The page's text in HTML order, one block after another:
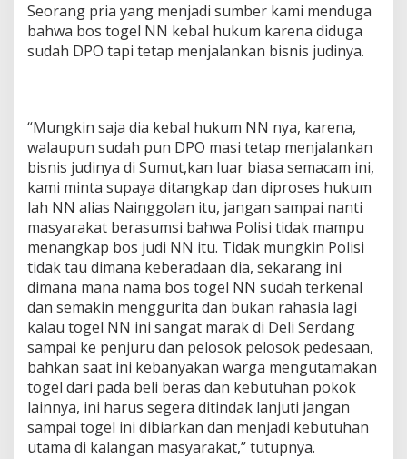
Seorang pria yang menjadi sumber kami menduga
bahwa bos togel NN kebal hukum karena diduga
sudah DPO tapi tetap menjalankan bisnis judinya.
“Mungkin saja dia kebal hukum NN nya, karena,
walaupun sudah pun DPO masi tetap menjalankan
bisnis judinya di Sumut,kan luar biasa semacam ini,
kami minta supaya ditangkap dan diproses hukum
lah NN alias Nainggolan itu, jangan sampai nanti
masyarakat berasumsi bahwa Polisi tidak mampu
menangkap bos judi NN itu. Tidak mungkin Polisi
tidak tau dimana keberadaan dia, sekarang ini
dimana mana nama bos togel NN sudah terkenal
dan semakin menggurita dan bukan rahasia lagi
kalau togel NN ini sangat marak di Deli Serdang
sampai ke penjuru dan pelosok pelosok pedesaan,
bahkan saat ini kebanyakan warga mengutamakan
togel dari pada beli beras dan kebutuhan pokok
lainnya, ini harus segera ditindak lanjuti jangan
sampai togel ini dibiarkan dan menjadi kebutuhan
utama di kalangan masyarakat,” tutupnya.